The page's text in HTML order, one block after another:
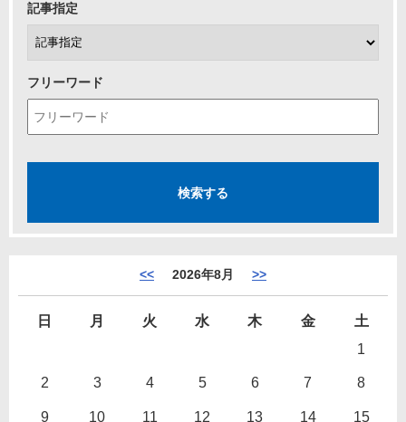
記事指定
フリーワード
<< 2026年8月 >>
日 月 火 水 木 金
土
1
2 3 4 5 6 7 8
9 10 11 12 13 14 15